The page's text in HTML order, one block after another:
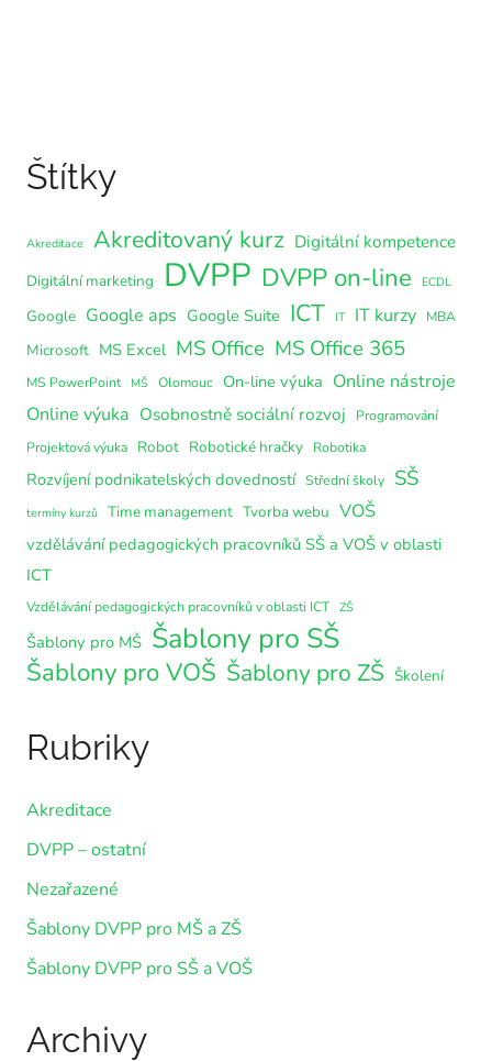
Štítky
Akreditace Akreditovaný kurz Digitální kompetence
Digitální marketing DVPP DVPP on-line ECDL
Google Google aps Google Suite ICT IT IT kurzy MBA
Microsoft MS Excel MS Office MS Office 365
MS PowerPoint MŠ Olomouc On-line výuka Online nástroje
Online výuka Osobnostně sociální rozvoj
Programování
Projektová výuka
Robot Robotické hračky Robotika
Rozvíjení podnikatelských dovedností Střední školy SŠ
termíny kurzů Time management Tvorba webu VOŠ
vzdělávání pedagogických pracovníků SŠ a VOŠ v oblasti
ICT
Vzdělávání pedagogických pracovníků v oblasti ICT ZŠ
Šablony pro MŠ Šablony pro SŠ
Šablony pro VOŠ Šablony pro ZŠ Školení
Rubriky
Akreditace
DVPP – ostatní
Nezařazené
Šablony DVPP pro MŠ a ZŠ
Šablony DVPP pro SŠ a VOŠ
Archivy